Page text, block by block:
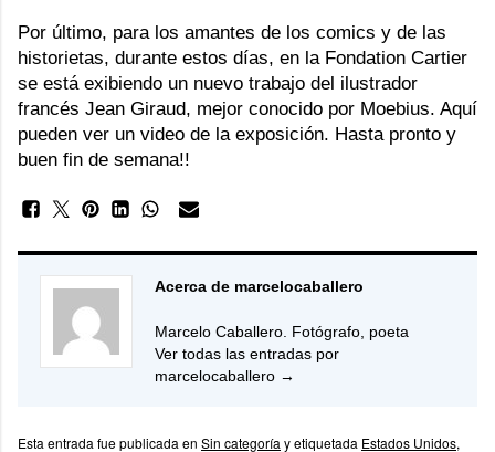
Por último, para los amantes de los comics y de las
historietas, durante estos días, en la Fondation Cartier
se está exibiendo un nuevo trabajo del ilustrador
francés Jean Giraud, mejor conocido por Moebius. Aquí
pueden ver un video de la exposición. Hasta pronto y
buen fin de semana!!
Acerca de marcelocaballero
Marcelo Caballero. Fotógrafo, poeta
Ver todas las entradas por
marcelocaballero →
Esta entrada fue publicada en Sin categoría y etiquetada Estados Unidos,